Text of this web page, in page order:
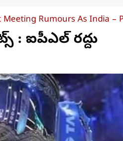
Rumours As India –
: ఐపీఎల్ రద్దు